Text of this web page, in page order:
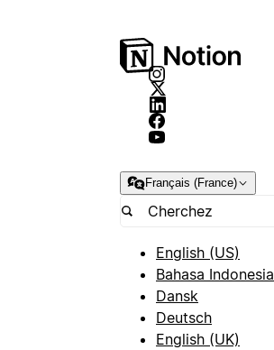
Français (France)
English (US)
Bahasa Indonesia
Dansk
Deutsch
English (UK)